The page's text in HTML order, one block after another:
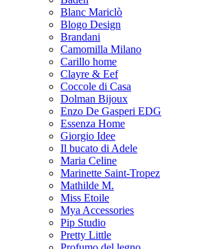
Blanc Mariclò
Blogo Design
Brandani
Camomilla Milano
Carillo home
Clayre & Eef
Coccole di Casa
Dolman Bijoux
Enzo De Gasperi EDG
Essenza Home
Giorgio Idee
Il bucato di Adele
Maria Celine
Marinette Saint-Tropez
Mathilde M.
Miss Etoile
Mya Accessories
Pip Studio
Pretty Little